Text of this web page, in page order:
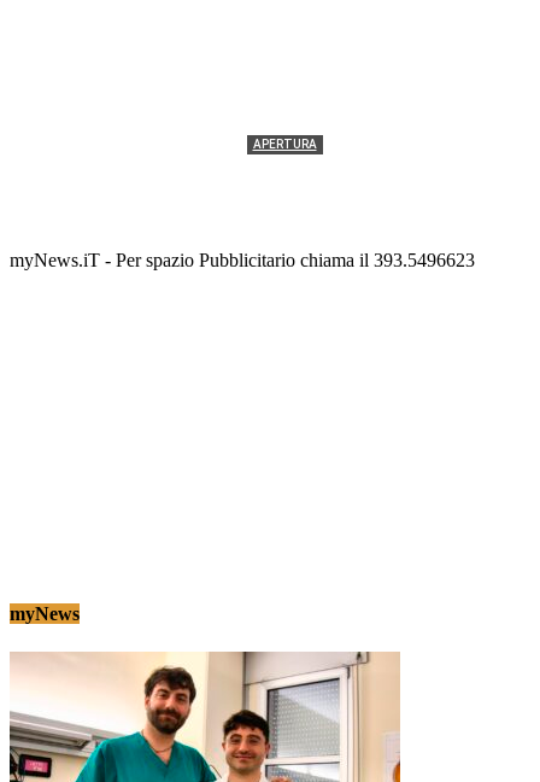
APERTURA
myNews.iT - Per spazio Pubblicitario chiama il 393.5496623
myNews